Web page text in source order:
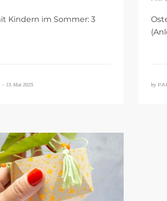
Kindern im Sommer: 3
13. Mai 2025 by